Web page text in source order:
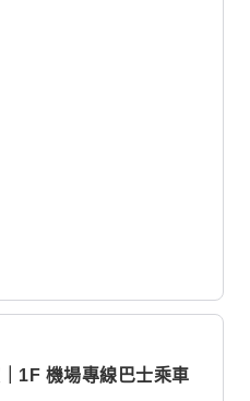
1F 機場專線巴士乘車